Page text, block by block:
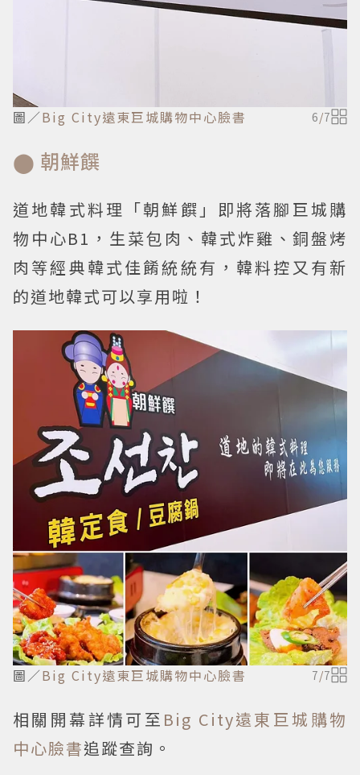
圖／Big City遠東巨城購物中心臉書 6/7
⬤ 朝鮮饌
道地韓式料理「朝鮮饌」即將落腳巨城購
物中心B1，生菜包肉、韓式炸雞、銅盤烤
肉等經典韓式佳餚統統有，韓料控又有新
的道地韓式可以享用啦！
圖／Big City遠東巨城購物中心臉書 7/7
相關開幕詳情可至 Big City遠東巨城購物
中心臉書追蹤查詢。